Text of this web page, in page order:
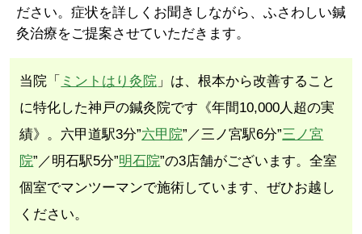
ださい。症状を詳しくお聞きしながら、ふさわしい鍼
灸治療をご提案させていただきます。
当院「 ミントはり灸院 」は、根本から改善すること
に特化した神戸の鍼灸院です《年間10,000人超の実
績》。六甲道駅3分”六甲院”／三ノ宮駅6分”三ノ宮
院”／明石駅5分”明石院”の3店舗がございます。全室
個室でマンツーマンで施術しています、ぜひお越し
ください。